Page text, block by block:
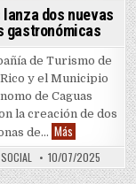
lanza Ruta Gastronómica
lanza dos nuevas
gastronómicas
de Turismo de
y el Municipio
de Caguas
la creación de dos
de… Más Caguas
10/07/2025